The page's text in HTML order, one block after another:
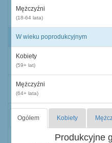
Mężczyźni
(18-64 lata)
W wieku poprodukcyjnym
Kobiety
(59+ lat)
Mężczyźni
(64+ lata)
Ogółem Kobiety
Produkcyjne